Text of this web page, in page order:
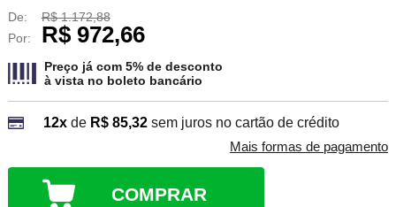
De:
R$ 1.172,88
Por:
R$ 972,66
Preço já com 5% de desconto
à vista no boleto bancário
12xde R$ 85,32 sem juros no cartão de crédito
Mais formas de pagamento
COMPRAR